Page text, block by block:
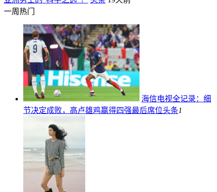
一周热门
海信电视全记录：细
节决定成败，高卢雄鸡赢得四强最后席位头条1